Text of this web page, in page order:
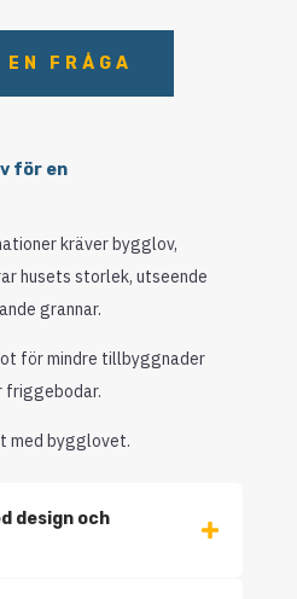
FRÅGA
för en
kräver bygglov,
husets storlek, utseende
grannar.
för mindre tillbyggnader
friggebodar.
med bygglovet.
design och